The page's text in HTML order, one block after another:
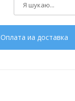
Оплата иа доставка